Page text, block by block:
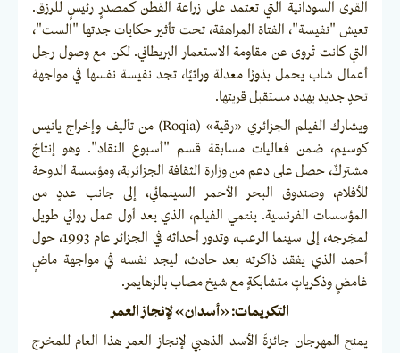
القرى السودانية التي تعتمد على زراعة القطن كمصدرٍ رئيسٍ للرزق.
تعيش "نفيسة"، الفتاة المراهقة، تحت تأثير حكايات جدتها "الست"،
التي كانت تُروى عن مقاومة الاستعمار البريطاني. لكن مع وصول رجل
أعمال شاب يحمل بذورًا معدلة وراثيًا، تجد نفيسة نفسها في مواجهة
تحدٍ جديد يهدد مستقبل قريتها.
ويشارك الفيلم الجزائري «رقية» (Roqia) من تأليف وإخراج يانيس
كوسيم، ضمن فعاليات مسابقة قسم "أسبوع النقاد". وهو إنتاجٌ
مشتركٌ، حصل على دعم من وزارة الثقافة الجزائرية، ومؤسسة الدوحة
للأفلام، وصندوق البحر الأحمر السينمائي، إلى جانب عددٍ من
المؤسسات الفرنسية. ينتمي الفيلم، الذي يعد أول عمل روائي طويل
لمخِرجه، إلى سينما الرعب، وتدور أحداثه في الجزائر عام 1993، حول
أحمد الذي يفقد ذاكرته بعد حادث، ليجد نفسه في مواجهة ماضٍ
غامضٍ وذكرياتٍ متشابكةٍ مع شيخ مصاب بالزهايمر.
التكريمات: «أسدان» لإنجاز العمر
يمنح المهرجان جائزةَ الأسد الذهبي لإنجاز العمر هذا العام للمخرج